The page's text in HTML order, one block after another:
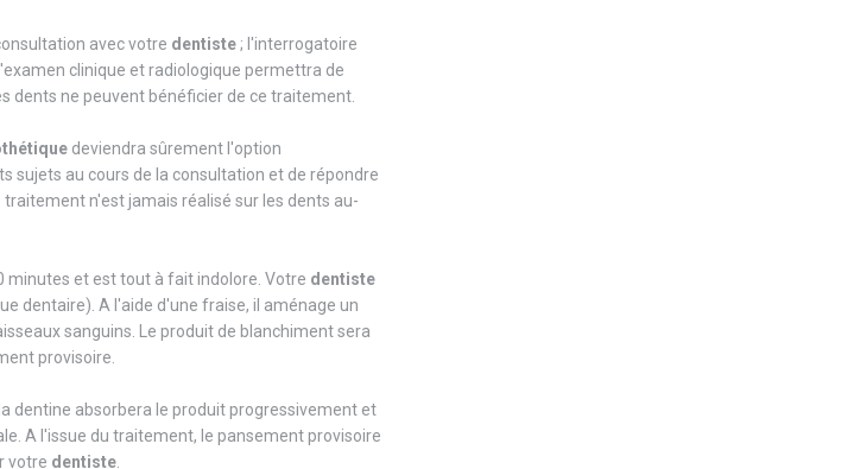
avec votre dentiste; l'interrogatoire
clinique et radiologique permettra de
dents ne peuvent bénéficier de ce traitement.
deviendra sûrement l'option
sujets au cours de la consultation et de répondre
n'est jamais réalisé sur les dents au-
minutes et est tout à fait indolore. Votre dentiste
dentaire). A l'aide d'une fraise, il aménage un
sanguins. Le produit de blanchiment sera
provisoire.
dentine absorbera le produit progressivement et
A l'issue du traitement, le pansement provisoire
votre dentiste